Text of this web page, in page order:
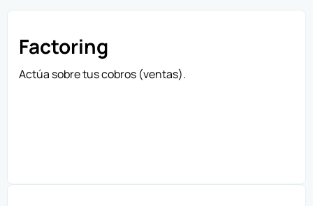
Factoring
Actúa sobre tus cobros (ventas).